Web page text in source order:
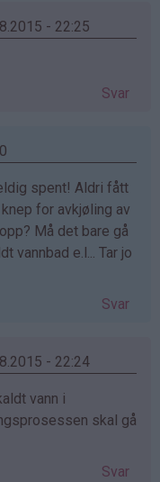
- 22:25
Svar
spent! Aldri fått
for avkjøling av
Må det bare gå
vannbad e.l... Tar jo
Svar
- 22:24
vann i
skal gå
Svar